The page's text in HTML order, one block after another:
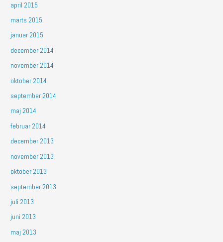
april 2015
marts 2015
januar 2015
december 2014
november 2014
oktober 2014
september 2014
maj 2014
februar 2014
december 2013
november 2013
oktober 2013
september 2013
juli 2013
juni 2013
maj 2013